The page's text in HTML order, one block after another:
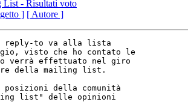
List - Risultati voto
] [ Autore ]
reply-to va alla lista
visto che ho contato le
verrà effettuato nel giro
della mailing list.
della comunità
list" delle opinioni